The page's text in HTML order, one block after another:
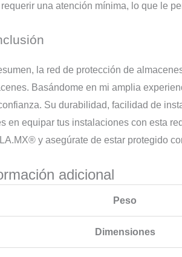
una atención mínima, lo que le
la red de protección de
Basándome en mi amplia
Su durabilidad, facilidad de
en equipar tus instalaciones con esta
y asegúrate de estar protegido
adicional
Peso
Dimensiones